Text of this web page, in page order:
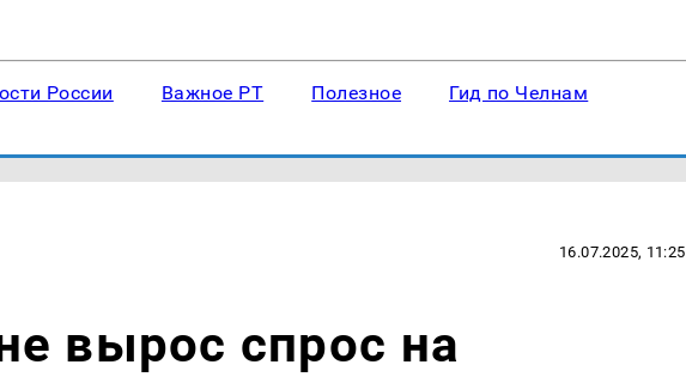
России Важное РТ Полезное Гид по Челнам
16.07.2025, 11:25
вырос спрос на